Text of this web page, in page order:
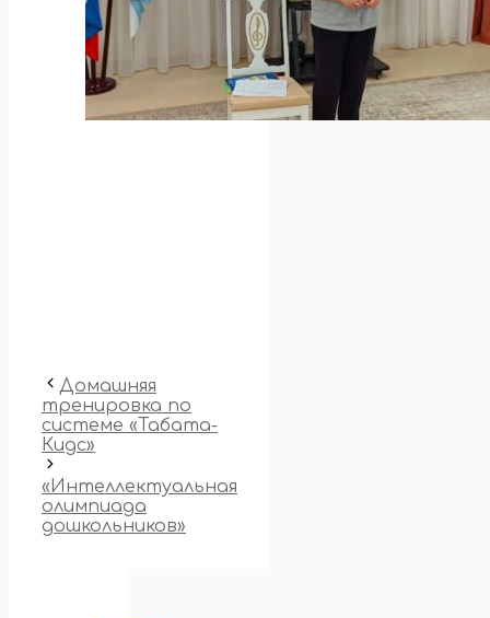
Домашняя
тренировка по
системе «Табата-
Кидс»
«Интеллектуальная
олимпиада
дошкольников»